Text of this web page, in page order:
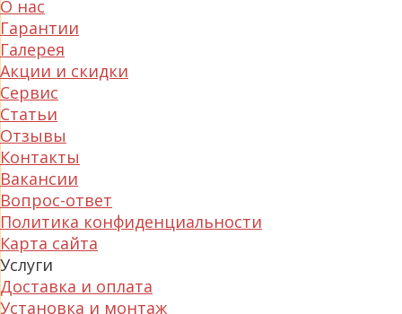
О нас
Гарантии
Галерея
Акции и скидки
Сервис
Статьи
Отзывы
Контакты
Вакансии
Вопрос-ответ
Политика конфиденциальности
Карта сайта
Услуги
Доставка и оплата
Установка и монтаж